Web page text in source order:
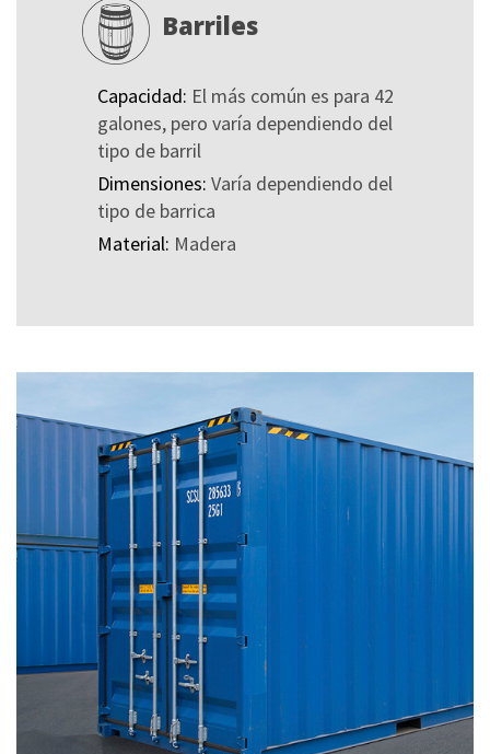
Barriles
Capacidad: El más común es para 42
galones, pero varía dependiendo del
tipo de barril
Dimensiones: Varía dependiendo del
tipo de barrica
Material: Madera